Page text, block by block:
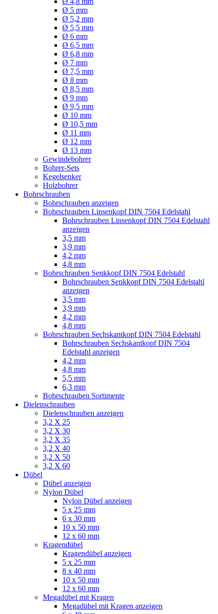
Ø 5 mm
Ø 5,2 mm
Ø 5,5 mm
Ø 6 mm
Ø 6,5 mm
Ø 6,8 mm
Ø 7 mm
Ø 7,5 mm
Ø 8 mm
Ø 8,5 mm
Ø 9 mm
Ø 9,5 mm
Ø 10 mm
Ø 10,5 mm
Ø 11 mm
Ø 12 mm
Ø 13 mm
Gewindebohrer
Bohrer-Sets
Kegelsenker
Holzbohrer
Bohrschrauben
Bohrschrauben anzeigen
Bohrschrauben Linsenkopf DIN 7504 Edelstahl
Bohrschrauben Linsenkopf DIN 7504 Edelstahl
anzeigen
3,5 mm
3,9 mm
4,2 mm
4,8 mm
Bohrschrauben Senkkopf DIN 7504 Edelstahl
Bohrschrauben Senkkopf DIN 7504 Edelstahl
anzeigen
3,5 mm
3,9 mm
4,2 mm
4,8 mm
Bohrschrauben Sechskantkopf DIN 7504 Edelstahl
Bohrschrauben Sechskantkopf DIN 7504
Edelstahl anzeigen
4,2 mm
4,8 mm
5,5 mm
6,3 mm
Bohrschrauben Sortimente
Dielenschrauben
Dielenschrauben anzeigen
3,2 X 25
3,2 X 30
3,2 X 35
3,2 X 40
3,2 X 50
3,2 X 60
Dübel
Dübel anzeigen
Nylon Dübel
Nylon Dübel anzeigen
5 x 25 mm
6 x 30 mm
10 x 50 mm
12 x 60 mm
Kragendübel
Kragendübel anzeigen
5 x 25 mm
8 x 40 mm
10 x 50 mm
12 x 60 mm
Megadübel mit Kragen
Megadübel mit Kragen anzeigen